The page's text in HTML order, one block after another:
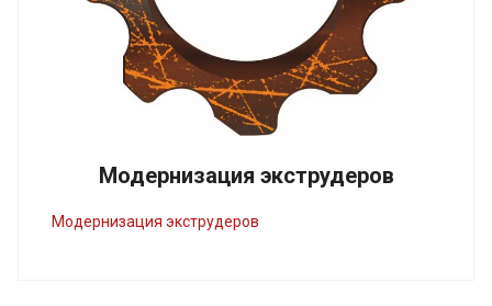
Модернизация экструдеров
Модернизация экструдеров